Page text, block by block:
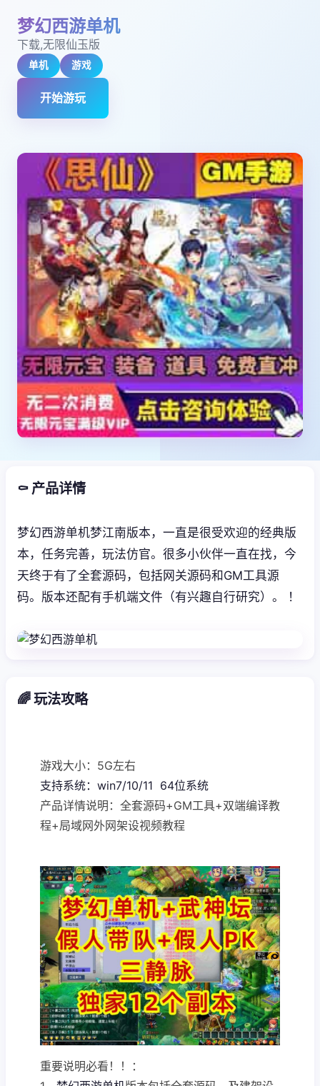
梦幻西游单机
下载,无限仙玉版
单机 游戏
开始游玩
⚰️ 产品详情
梦幻西游单机梦江南版本，一直是很受欢迎的经典版
本，任务完善，玩法仿官。很多小伙伴一直在找，今
天终于有了全套源码，包括网关源码和GM工具源
码。版本还配有手机端文件（有兴趣自行研究）。 ！
🌈 玩法攻略
游戏大小：5G左右
支持系统：win7/10/11 64位系统
产品详情说明：全套源码+GM工具+双端编译教
程+局域网外网架设视频教程
重要说明必看！！：